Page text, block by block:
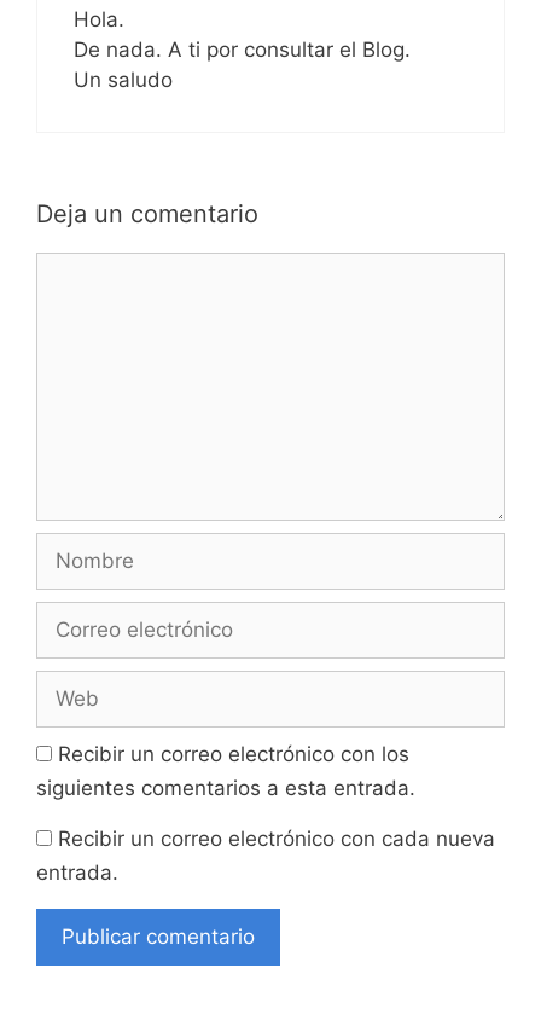
Hola.
De nada. A ti por consultar el Blog.
Un saludo
Deja un comentario
Nombre
Correo
Web
Recibir un correo electrónico con los
siguientes comentarios a esta entrada.
Recibir un correo electrónico con cada nueva
entrada.